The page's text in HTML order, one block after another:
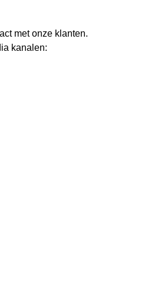
met onze klanten.
kanalen: